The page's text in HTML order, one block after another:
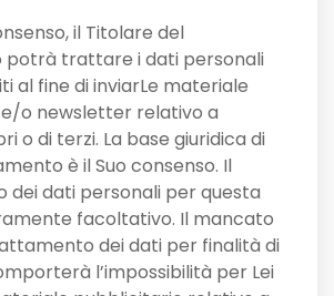
il Titolare del
trattare i dati personali
al fine di inviarLe materiale
o newsletter relativo a
o di terzi. La base giuridica di
è il Suo consenso. Il
dei dati personali per questa
facoltativo. Il mancato
dei dati per finalità di
l’impossibilità per Lei